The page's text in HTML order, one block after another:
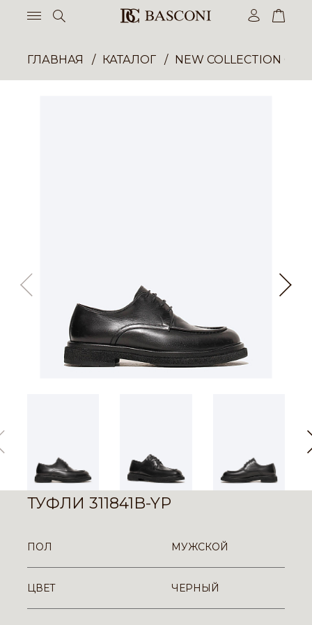
ГЛАВНАЯ КАТАЛОГ NEW COLLECTION
ТУФЛИ 311841B-YP
ПОЛ МУЖСКОЙ
ЦВЕТ ЧЕРНЫЙ